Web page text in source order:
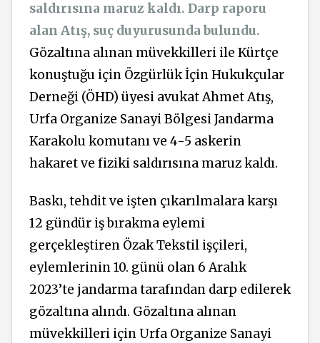
saldırısına maruz kaldı. Darp raporu
alan Atış, suç duyurusunda bulundu.
Gözaltına alınan müvekkilleri ile Kürtçe
konuştuğu için Özgürlük İçin Hukukçular
Derneği (ÖHD) üyesi avukat Ahmet Atış,
Urfa Organize Sanayi Bölgesi Jandarma
Karakolu komutanı ve 4-5 askerin
hakaret ve fiziki saldırısına maruz kaldı.
Baskı, tehdit ve işten çıkarılmalara karşı
12 gündür iş bırakma eylemi
gerçekleştiren Özak Tekstil işçileri,
eylemlerinin 10. günü olan 6 Aralık
2023’te jandarma tarafından darp edilerek
gözaltına alındı. Gözaltına alınan
müvekkilleri için Urfa Organize Sanayi